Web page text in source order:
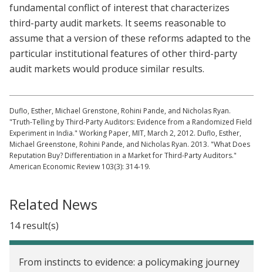
fundamental conflict of interest that characterizes
third-party audit markets. It seems reasonable to
assume that a version of these reforms adapted to the
particular institutional features of other third-party
audit markets would produce similar results.
Duflo, Esther, Michael Grenstone, Rohini Pande, and Nicholas Ryan.
"Truth-Telling by Third-Party Auditors: Evidence from a Randomized Field
Experiment in India." Working Paper, MIT, March 2, 2012. Duflo, Esther,
Michael Greenstone, Rohini Pande, and Nicholas Ryan. 2013. "What Does
Reputation Buy? Differentiation in a Market for Third-Party Auditors."
American Economic Review 103(3): 314-19.
Related News
14 result(s)
From instincts to evidence: a policymaking journey